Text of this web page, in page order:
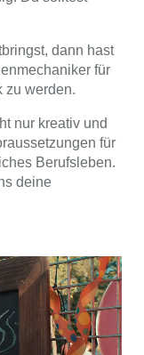
dann hast
für
zu werden.
nur kreativ und
für
Berufsleben.
deine